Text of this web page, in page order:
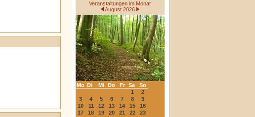
Veranstaltungen im Monat
August 2026
Mo Di Mi Do Fr Sa
So
1
2
3
4 5 6 7 8
9
10
11 12 13 14 15
16
17
18 19 20 21 22
23